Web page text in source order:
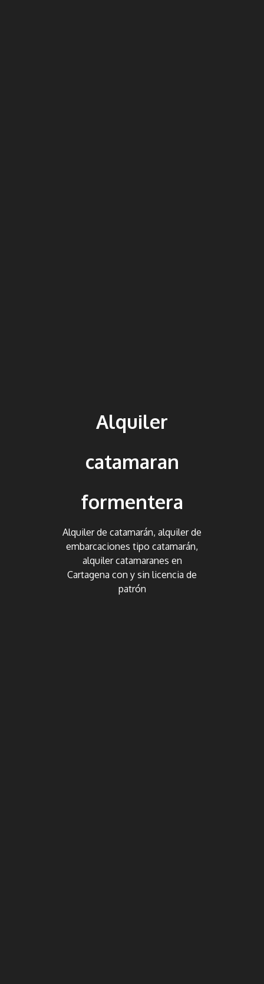
Alquiler
catamaran
formentera
Alquiler de catamarán, alquiler de
embarcaciones tipo catamarán,
alquiler catamaranes en
Cartagena con y sin licencia de
patrón